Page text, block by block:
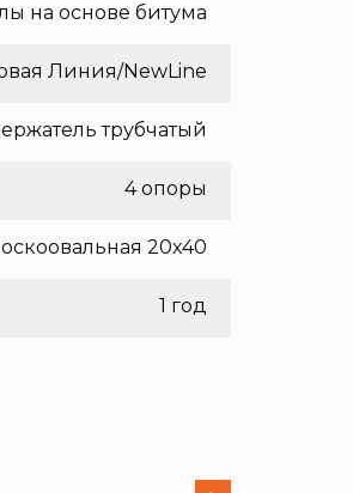
на основе битума
Линия/NewLine
трубчатый
4 опоры
20х40
1 год